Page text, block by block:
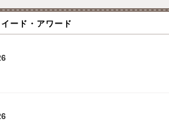
イード・アワード